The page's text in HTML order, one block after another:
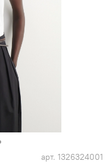
арт. 1326324001